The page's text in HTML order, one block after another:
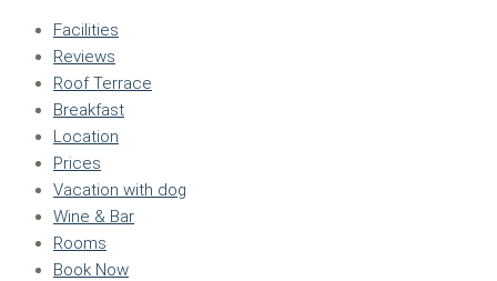
Facilities
Reviews
Roof Terrace
Breakfast
Location
Prices
Vacation with dog
Wine & Bar
Rooms
Book Now